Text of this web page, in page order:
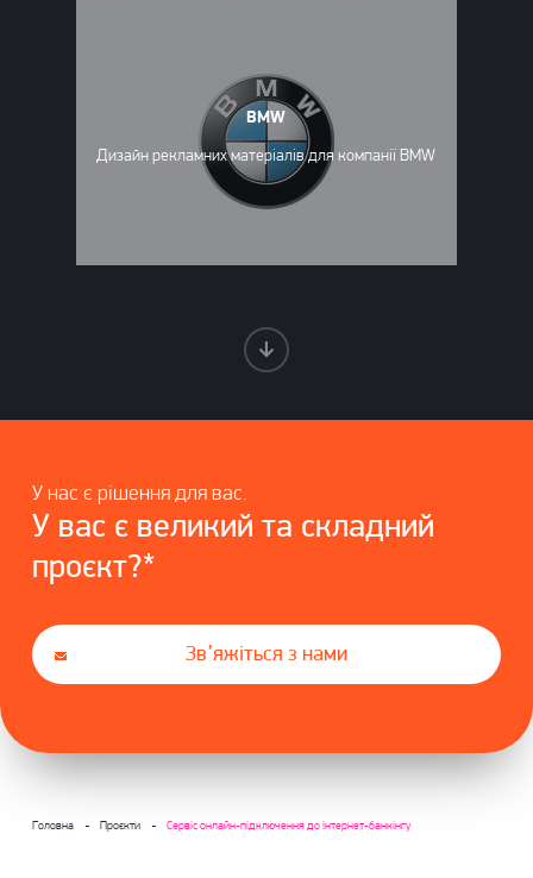
BMW
Дизайн рекламних матеріалів для компанії BMW
У нас є рішення для вас.
У вас є великий та складний
проєкт?*
Зв’яжіться з нами
Головна Проєкти Сервіс онлайн-підключення до інтернет-банкінгу